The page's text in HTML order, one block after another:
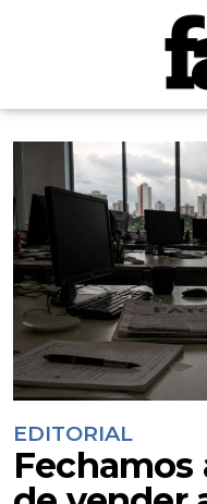
EDITORIAL
Fechamos